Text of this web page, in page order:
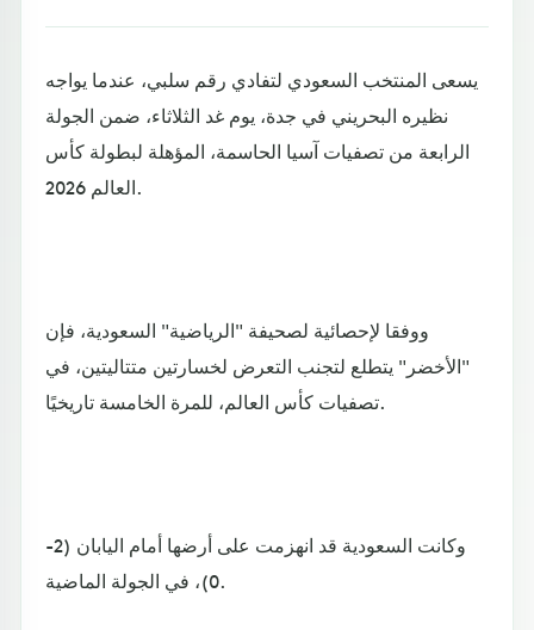
يسعى المنتخب السعودي لتفادي رقم سلبي، عندما يواجه
نظيره البحريني في جدة، يوم غد الثلاثاء، ضمن الجولة
الرابعة من تصفيات آسيا الحاسمة، المؤهلة لبطولة كأس
العالم 2026.
ووفقا لإحصائية لصحيفة "الرياضية" السعودية، فإن
"الأخضر" يتطلع لتجنب التعرض لخسارتين متتاليتين، في
تصفيات كأس العالم، للمرة الخامسة تاريخيًا.
وكانت السعودية قد انهزمت على أرضها أمام اليابان (2-
0)، في الجولة الماضية.